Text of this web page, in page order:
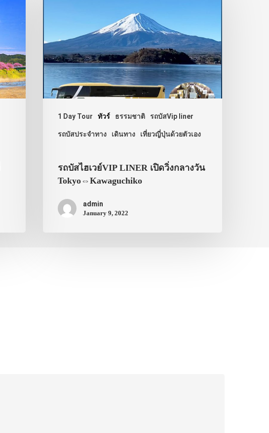
1 Day Tour ทัวร์ ธรรมชาติ รถบัสVip liner
รถบัสประจำทาง เดินทาง เที่ยวญี่ปุ่นด้วยตัวเอง
รถบัสไฮเวย์VIP LINER เปิดวิ่งกลางวัน
Tokyo⇔Kawaguchiko
admin
January 9, 2022